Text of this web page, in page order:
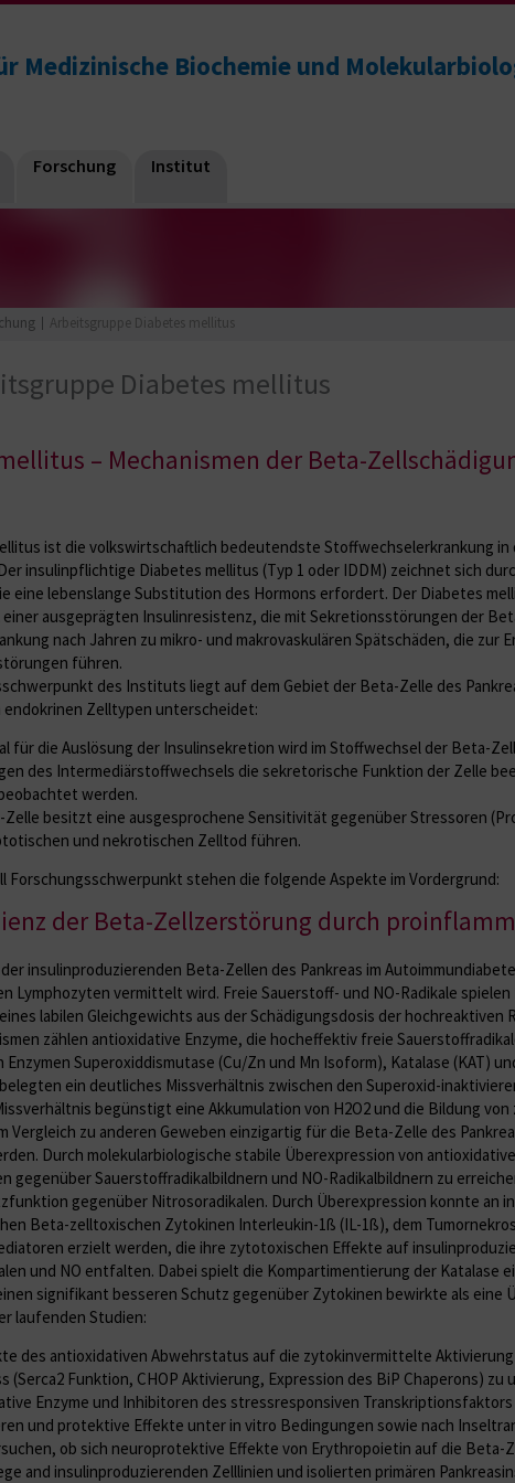
Medizinische Biochemie und
Forschung Institut
Arbeitsgruppe Diabetes mellitus
Diabetes mellitus
– Mechanismen der Beta-
ist die volkswirtschaftlich bedeutendste Stoffwechselerkrankung
insulinpflichtige Diabetes mellitus (Typ 1 oder IDDM) zeichnet sich
eine lebenslange Substitution des Hormons erfordert. Der Diabetes
einer ausgeprägten Insulinresistenz, die mit Sekretionsstörungen der
nach Jahren zu mikro- und makrovaskulären Spätschäden, die
führen.
des Instituts liegt auf dem Gebiet der Beta-Zelle des
endokrinen Zelltypen unterscheidet:
für die Auslösung der Insulinsekretion wird im Stoffwechsel der Beta-
des Intermediärstoffwechsels die sekretorische Funktion der Zelle
werden.
Zelle besitzt eine ausgesprochene Sensitivität gegenüber Stressoren
und nekrotischen Zelltod führen.
Forschungsschwerpunkt stehen die folgende Aspekte im Vordergrund:
der Beta-Zellzerstörung durch
insulinproduzierenden Beta-Zellen des Pankreas im
Lymphozyten vermittelt wird. Freie Sauerstoff- und NO-Radikale
labilen Gleichgewichts aus der Schädigungsdosis der hochreaktiven
zählen antioxidative Enzyme, die hocheffektiv freie
Superoxiddismutase (Cu/Zn und Mn Isoform), Katalase (KAT)
ein deut­liches Missverhältnis zwischen den Superoxid-
begünstigt eine Akkumulation von H2O2 und die Bildung
Vergleich zu anderen Geweben einzig­artig für die Beta-Zelle des
Durch molekularbiologische stabile Überexpression von
gegenüber Sauerstoff­radikalbildnern und NO-Radikalbildnern zu
gegenüber Nitrosoradikalen. Durch Überexpression konnte an
Beta-zelltoxischen Zytokinen Interleukin-1ß (IL-1ß), dem
erzielt werden, die ihre zytotoxischen Effekte auf
und NO entfalten. Dabei spielt die Kompartimentierung der Katalase
signifikant besseren Schutz gegenüber Zytokinen bewirkte als eine
laufenden Studien:
des antioxidativen Abwehrstatus auf die zytokinvermittelte
(Serca2 Funktion, CHOP Aktivierung, Expression des BiP Chaperons) zu
Enzyme und Inhibitoren des stressresponsiven
und protektive Effekte unter in vitro Bedingungen sowie nach
ob sich neuroprotektive Effekte von Erythropoietin auf die Beta-
and insulinproduzierenden Zelllinien und isolierten primären